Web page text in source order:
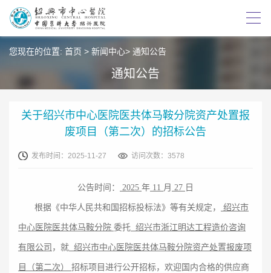
您现在的位置: 首页 > 新闻中心> 通知公告
通知公告
关于绍兴市中心医院医共体马鞍分院资产处置报
废项目（第二次）的招标公告
发布时间：2025-11-27 访问次数：3578
公告时间： 2025 年 11 月 27 日
根据《中华人民共和国招标投标法》等有关规定， 绍兴市
中心医院医共体马鞍分院 委托 绍兴市浙江明达工程造价咨询
有限公司 ，就 绍兴市中心医院医共体马鞍分院资产处置报废项
目（第二次） 招标项目进行公开招标，欢迎国内合格的供应商